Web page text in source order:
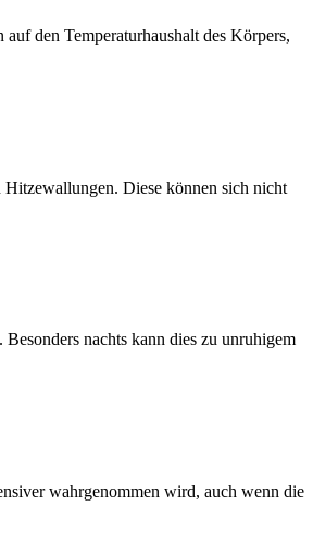
den Temperaturhaushalt des Körpers,
Hitzewallungen. Diese können sich nicht
nachts kann dies zu unruhigem
wahrgenommen wird, auch wenn die